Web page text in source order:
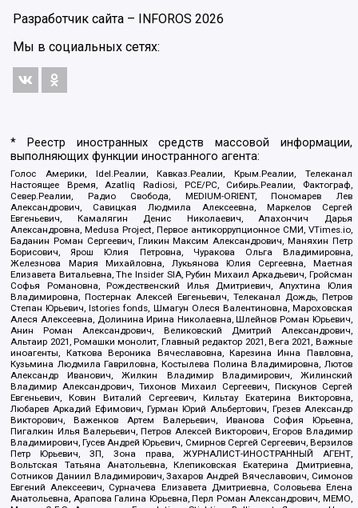
Разработчик сайта – INFOROS 2026
Мы в социальных сетях:
* Реестр иностранных средств массовой информации,
выполняющих функции иностранного агента:
Голос Америки, Idel.Реалии, Кавказ.Реалии, Крым.Реалии, Телеканал
Настоящее Время, Azatliq Radiosi, PCE/PC, Сибирь.Реалии, Фактограф,
Север.Реалии, Радио Свобода, MEDIUM-ORIENT, Пономарев Лев
Александрович, Савицкая Людмила Алексеевна, Маркелов Сергей
Евгеньевич, Камалягин Денис Николаевич, Апахончич Дарья
Александровна, Medusa Project, Первое антикоррупционное СМИ, VTimes.io,
Баданин Роман Сергеевич, Гликин Максим Александрович, Маняхин Петр
Борисович, Ярош Юлия Петровна, Чуракова Ольга Владимировна,
Железнова Мария Михайловна, Лукьянова Юлия Сергеевна, Маетная
Елизавета Витальевна, The Insider SIA, Рубин Михаил Аркадьевич, Гройсман
Софья Романовна, Рождественский Илья Дмитриевич, Апухтина Юлия
Владимировна, Постернак Алексей Евгеньевич, Телеканал Дождь, Петров
Степан Юрьевич, Istories fonds, Шмагун Олеся Валентиновна, Мароховская
Алеся Алексеевна, Долинина Ирина Николаевна, Шлейнов Роман Юрьевич,
Анин Роман Александрович, Великовский Дмитрий Александрович,
Альтаир 2021, Ромашки монолит, Главный редактор 2021, Вега 2021, Важные
иноагенты, Каткова Вероника Вячеславовна, Карезина Инна Павловна,
Кузьмина Людмила Гавриловна, Костылева Полина Владимировна, Лютов
Александр Иванович, Жилкин Владимир Владимирович, Жилинский
Владимир Александрович, Тихонов Михаил Сергеевич, Пискунов Сергей
Евгеньевич, Ковин Виталий Сергеевич, Кильтау Екатерина Викторовна,
Любарев Аркадий Ефимович, Гурман Юрий Альбертович, Грезев Александр
Викторович, Важенков Артем Валерьевич, Иванова София Юрьевна,
Пигалкин Илья Валерьевич, Петров Алексей Викторович, Егоров Владимир
Владимирович, Гусев Андрей Юрьевич, Смирнов Сергей Сергеевич, Верзилов
Петр Юрьевич, ЗП, Зона права, ЖУРНАЛИСТ-ИНОСТРАННЫЙ АГЕНТ,
Вольтская Татьяна Анатольевна, Клепиковская Екатерина Дмитриевна,
Сотников Даниил Владимирович, Захаров Андрей Вячеславович, Симонов
Евгений Алексеевич, Сурначева Елизавета Дмитриевна, Соловьева Елена
Анатольевна, Арапова Галина Юрьевна, Перл Роман Александрович, МЕМО,